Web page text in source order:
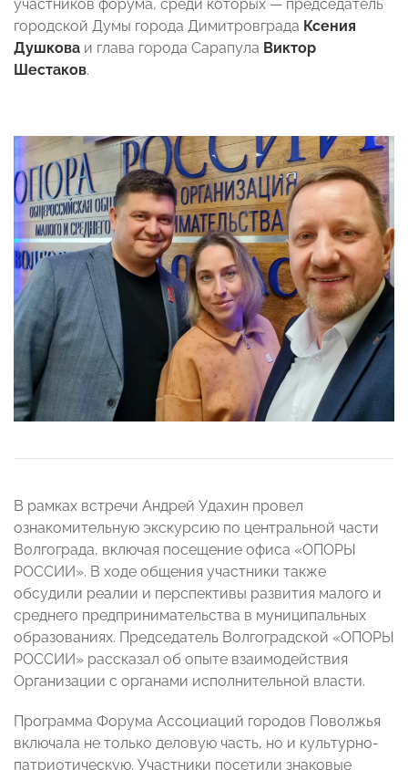
участников форума, среди которых — председатель
городской Думы города Димитровграда Ксения
Душкова и глава города Сарапула Виктор
Шестаков.
В рамках встречи Андрей Удахин провел
ознакомительную экскурсию по центральной части
Волгограда, включая посещение офиса «ОПОРЫ
РОССИИ». В ходе общения участники также
обсудили реалии и перспективы развития малого и
среднего предпринимательства в муниципальных
образованиях. Председатель Волгоградской «ОПОРЫ
РОССИИ» рассказал об опыте взаимодействия
Организации с органами исполнительной власти.
Программа Форума Ассоциаций городов Поволжья
включала не только деловую часть, но и культурно-
патриотическую. Участники посетили знаковые